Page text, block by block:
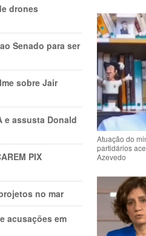
drones
Senado para ser
sobre Jair
e assusta Donald
PIX
no mar
acusações em
Atuação do
partidários
Azevedo